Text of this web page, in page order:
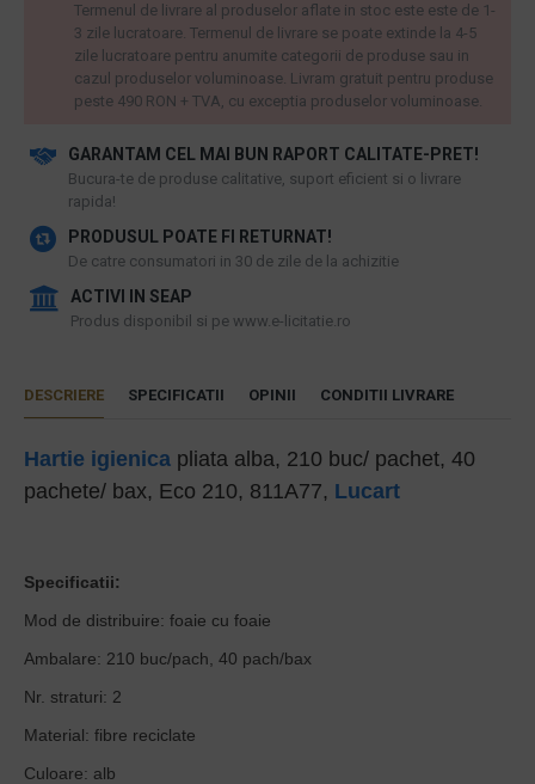
GARANTAM CEL MAI BUN RAPORT CALITATE-PRET!
​Bucura-te de produse calitative, suport eficient si o livrare
rapida!
PRODUSUL POATE FI RETURNAT!
De catre consumatori in 30 de zile de la achizitie
ACTIVI IN SEAP
Produs disponibil si pe www.e-licitatie.ro
Termenul de livrare al produselor aflate in stoc este este de 1-
3 zile lucratoare. Termenul de livrare se poate extinde la 4-5
zile lucratoare pentru anumite categorii de produse sau in
cazul produselor voluminoase. Livram gratuit pentru produse
peste 490 RON + TVA, cu exceptia produselor voluminoase.
DESCRIERE SPECIFICATII OPINII CONDITII LIVRARE
Hartie igienica pliata alba, 210 buc/ pachet, 40
pachete/ bax, Eco 210, 811A77, Lucart
Specificatii:
Mod de distribuire: foaie cu foaie
Ambalare: 210 buc/pach, 40 pach/bax
Nr. straturi: 2
Material: fibre reciclate
Culoare: alb